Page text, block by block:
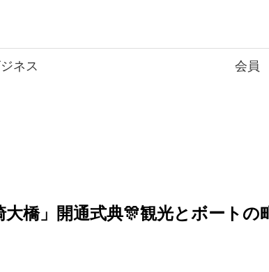
ネス 会員
橋」開通式典🎊観光とボートの